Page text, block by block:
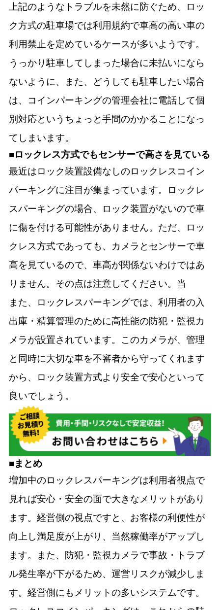
上記のようなトラブルを未然に防ぐため、ロッ
ク方式の駐車場では利用規約で車高の高い車の
利用禁止を定めているケースが多いようです。
うっかり駐車してしまった場合に未払いになら
ないように、また、どうしても駐車したい場合
は、コインパーキングの管理会社に電話して個
別対応というちょっと手間のかかることになっ
てしまいます。
■ロックレス方式でもセンサーで高さを見ている
最近はロック装置設備なしのロックレスコイン
パーキングに注目が集まっています。ロックレ
スパーキングの場合、ロック装置がないので車
に傷を付ける可能性がありません。ただ、ロッ
クレス方式であっても、カメラとセンサーで車
高を見ているので、車高が関係ないわけではあ
りません。その点は注意してください。当
また、ロックレスパーキングでは、利用者の入
出庫・精算管理のために高性能の防犯・監視カ
メラが設置されています。このカメラが、管理
と同時に大切な車を不審者から守ってくれます
から、ロック装置方式より安全で安心といって
良いでしょう。
■まとめ
増加中のロックレスパーキングは利用者視点で
見れば安心・安全の面で大きなメリットがあり
ます。経営側の視点ですと、お客様の利便性が
向上し満足度が上がり、当然稼働率がアップし
ます。また、防犯・監視カメラで事故・トラブ
ル発生率が下がるため、運営リスクが減少しま
す。経営側にもメリットの多いシステムです。